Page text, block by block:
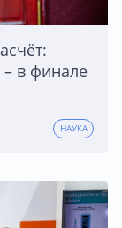
– в финале
НАУКА